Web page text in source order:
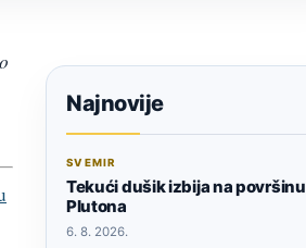
Najnovije
SVEMIR
Tekući dušik izbija na površinu
Plutona
6. 8. 2026.